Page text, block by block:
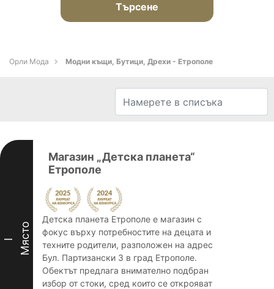
Търсене
Орли Мода Модни къщи, Бутици, Дрехи - Етрополе
I Място
Магазин „Детска планета“
Етрополе
Детска планета Етрополе е магазин с
фокус върху потребностите на децата и
техните родители, разположен на адрес
Бул. Партизански 3 в град Етрополе.
Обектът предлага внимателно подбран
избор от стоки, сред които се открояват